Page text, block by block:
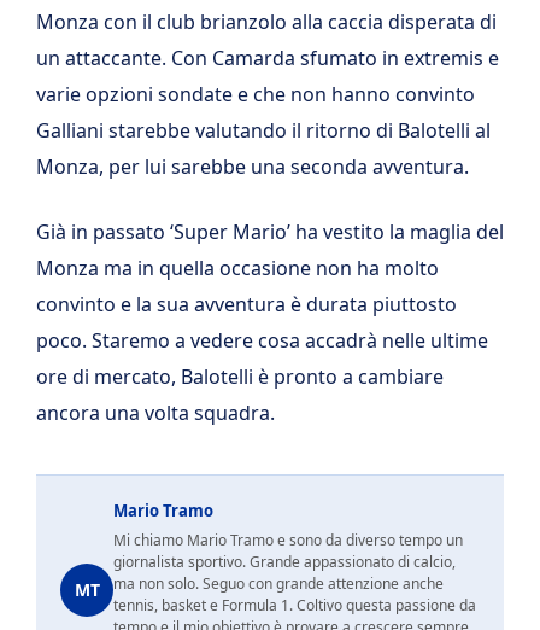
Monza con il club brianzolo alla caccia disperata di
un attaccante. Con Camarda sfumato in extremis e
varie opzioni sondate e che non hanno convinto
Galliani starebbe valutando il ritorno di Balotelli al
Monza, per lui sarebbe una seconda avventura.
Già in passato ‘Super Mario’ ha vestito la maglia del
Monza ma in quella occasione non ha molto
convinto e la sua avventura è durata piuttosto
poco. Staremo a vedere cosa accadrà nelle ultime
ore di mercato, Balotelli è pronto a cambiare
ancora una volta squadra.
MT
Mario Tramo
Mi chiamo Mario Tramo e sono da diverso tempo un
giornalista sportivo. Grande appassionato di calcio,
ma non solo. Seguo con grande attenzione anche
tennis, basket e Formula 1. Coltivo questa passione da